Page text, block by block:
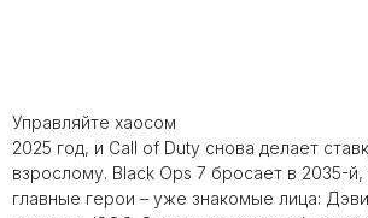
Управляйте хаосом
2025 год, и Call of Duty снова делает
взрослому. Black Ops 7 бросает в 2035-
главные герои – уже знакомые лица: